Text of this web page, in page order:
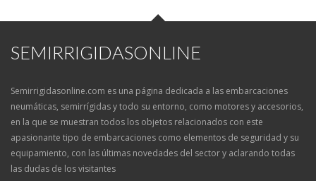
SEMIRRIGIDASONLINE
Semirrigidasonline.com es una página dedicada a las embarcaciones
neumáticas, semirrígidas y todo su entorno, como motores y accesorios,
en la que se muestran todos los objetos relacionados con este
apasionante tipo de embarcaciones como elementos de seguridad y su
equipamiento, con las últimas novedades del sector y aclarando todas
las dudas de los visitantes